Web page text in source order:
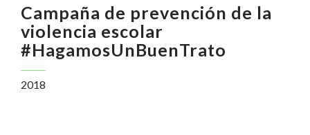
Campaña de prevención de la
violencia escolar
#HagamosUnBuenTrato
2018